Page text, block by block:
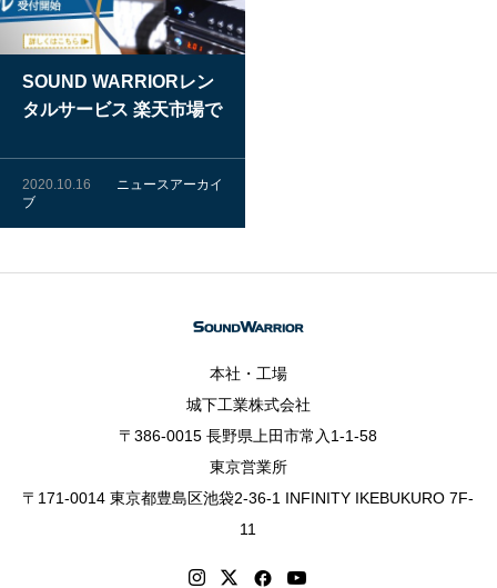
SOUND WARRIORレン
タルサービス 楽天市場で
2020.10.16
ニュースアーカイ
ブ
本社・工場
城下工業株式会社
〒386-0015 長野県上田市常入1-1-58
東京営業所
〒171-0014 東京都豊島区池袋2-36-1 INFINITY IKEBUKURO 7F-
11